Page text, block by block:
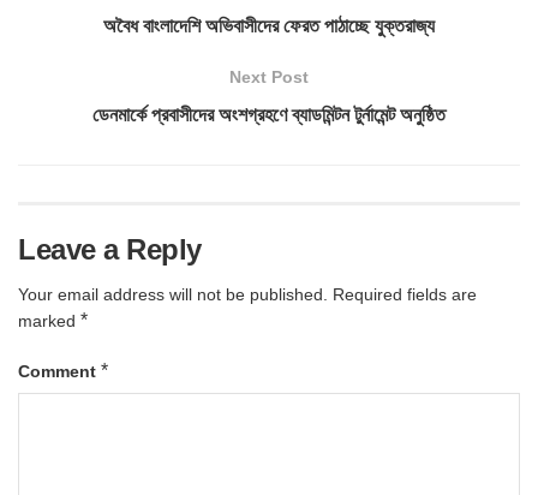
অবৈধ বাংলাদেশি অভিবাসীদের ফেরত পাঠাচ্ছে যুক্তরাজ্য
Next Post
ডেনমার্কে প্রবাসীদের অংশগ্রহণে ব্যাডমিন্টন টুর্নামেন্ট অনুষ্ঠিত
Leave a Reply
Your email address will not be published. Required fields are
marked *
Comment *